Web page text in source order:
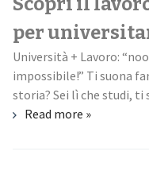
per
Università + Lavoro:
impossibile!” Ti suona
storia? Sei lì che studi, ti
Read more »